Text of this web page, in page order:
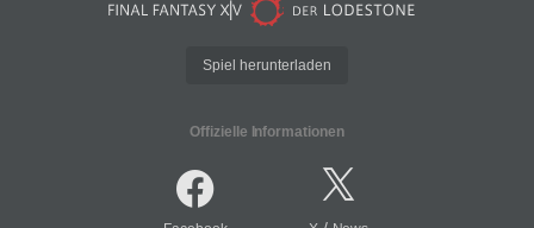
Spiel herunterladen
Offizielle Informationen